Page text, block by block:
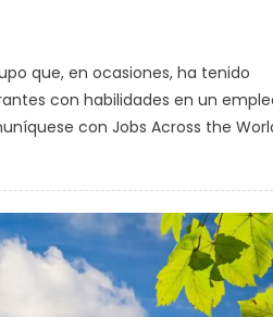
que, en ocasiones, ha tenido
con habilidades en un
con Jobs Across the